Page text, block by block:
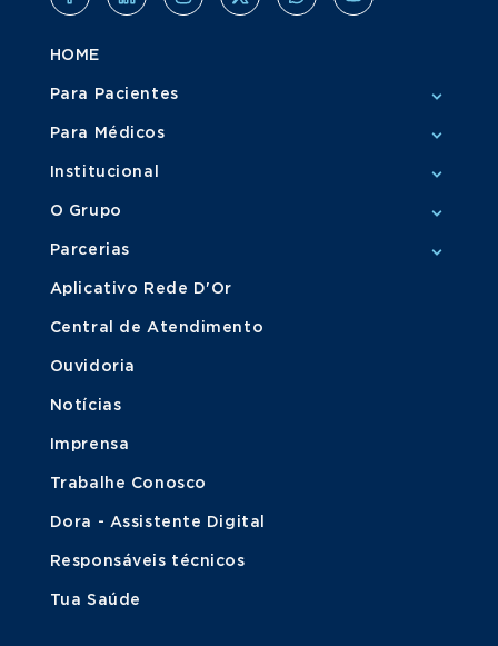
HOME
Para Pacientes
Para Médicos
Institucional
O Grupo
Parcerias
Aplicativo Rede D'Or
Central de Atendimento
Ouvidoria
Notícias
Imprensa
Trabalhe Conosco
Dora - Assistente Digital
Responsáveis técnicos
Tua Saúde